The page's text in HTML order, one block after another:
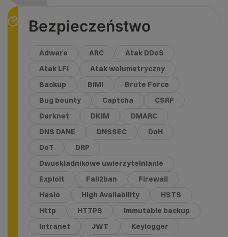
Bezpieczeństwo
Adware ARC
Atak DDoS
Atak LFI
Atak wolumetryczny
Backup
BIMI
Brute Force
Bug bounty
Captcha
CSRF
Darknet
DKIM
DMARC
DNS DANE
DNSSEC
DoH
DoT
DRP
Dwuskładnikowe uwierzytelnianie
Exploit
Fail2ban
Firewall
Hasło
High Availability
HSTS
Http
HTTPS
Immutable backup
Intranet
JWT
Keylogger